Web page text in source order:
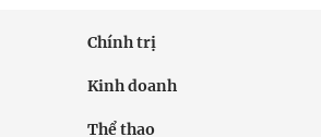
Chính trị
Kinh doanh
Thể thao